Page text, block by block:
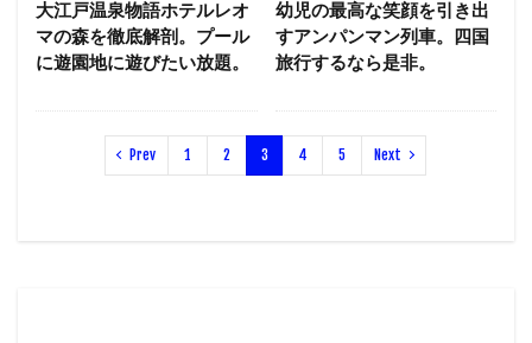
大江戸温泉物語ホテルレオ
マの森を徹底解剖。プール
に遊園地に遊びたい放題。
幼児の最高な笑顔を引き出
すアンパンマン列車。四国
旅行するなら是非。
Prev 1 2 3 4 5 Next